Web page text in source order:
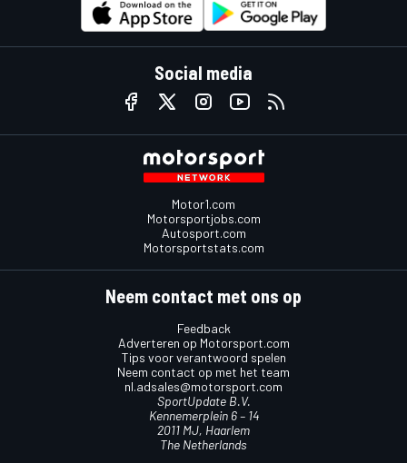
Social media
Motor1.com
Motorsportjobs.com
Autosport.com
Motorsportstats.com
Neem contact met ons op
Feedback
Adverteren op Motorsport.com
Tips voor verantwoord spelen
Neem contact op met het team
nl.adsales@motorsport.com
SportUpdate B.V.
Kennemerplein 6 – 14
2011 MJ, Haarlem
The Netherlands